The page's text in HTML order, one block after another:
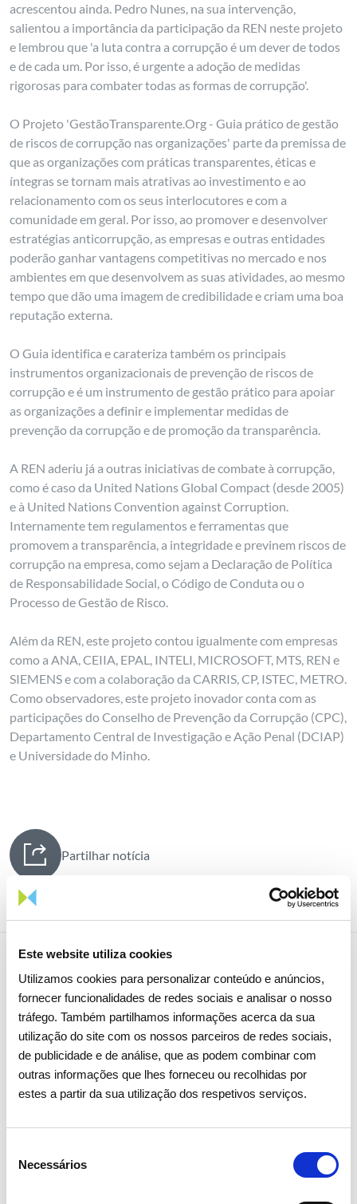
Este website utiliza cookies
Utilizamos cookies para personalizar conteúdo e anúncios,
fornecer funcionalidades de redes sociais e analisar o nosso
tráfego. Também partilhamos informações acerca da sua
utilização do site com os nossos parceiros de redes sociais,
de publicidade e de análise, que as podem combinar com
outras informações que lhes forneceu ou recolhidas por
estes a partir da sua utilização dos respetivos serviços.
Necessários
acrescentou ainda. Pedro Nunes, na sua intervenção,
salientou a importância da participação da REN neste projeto
e lembrou que 'a luta contra a corrupção é um dever de todos
e de cada um. Por isso, é urgente a adoção de medidas
rigorosas para combater todas as formas de corrupção'.
O Projeto 'GestãoTransparente.Org - Guia prático de gestão
de riscos de corrupção nas organizações' parte da premissa de
que as organizações com práticas transparentes, éticas e
íntegras se tornam mais atrativas ao investimento e ao
relacionamento com os seus interlocutores e com a
comunidade em geral. Por isso, ao promover e desenvolver
estratégias anticorrupção, as empresas e outras entidades
poderão ganhar vantagens competitivas no mercado e nos
ambientes em que desenvolvem as suas atividades, ao mesmo
tempo que dão uma imagem de credibilidade e criam uma boa
reputação externa.
O Guia identifica e carateriza também os principais
instrumentos organizacionais de prevenção de riscos de
corrupção e é um instrumento de gestão prático para apoiar
as organizações a definir e implementar medidas de
prevenção da corrupção e de promoção da transparência.
A REN aderiu já a outras iniciativas de combate à corrupção,
como é caso da United Nations Global Compact (desde 2005)
e à United Nations Convention against Corruption.
Internamente tem regulamentos e ferramentas que
promovem a transparência, a integridade e previnem riscos de
corrupção na empresa, como sejam a Declaração de Política
de Responsabilidade Social, o Código de Conduta ou o
Processo de Gestão de Risco.
Além da REN, este projeto contou igualmente com empresas
como a ANA, CEIIA, EPAL, INTELI, MICROSOFT, MTS, REN e
SIEMENS e com a colaboração da CARRIS, CP, ISTEC, METRO.
Como observadores, este projeto inovador conta com as
participações do Conselho de Prevenção da Corrupção (CPC),
Departamento Central de Investigação e Ação Penal (DCIAP)
e Universidade do Minho.
Partilhar notícia
Notícias relacionadas